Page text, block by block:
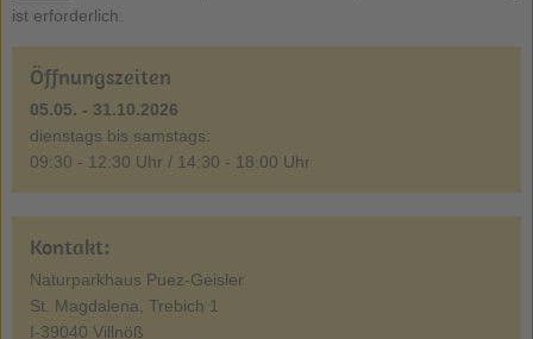
ist erforderlich.
Öffnungszeiten
05.05. - 31.10.2026
dienstags bis samstags:
09:30 - 12:30 Uhr / 14:30 - 18:00 Uhr
Kontakt:
Naturparkhaus Puez-Geisler
St. Magdalena, Trebich 1
I-39040 Villnöß